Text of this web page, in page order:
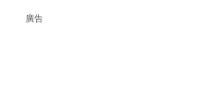
廣告